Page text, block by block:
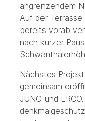
angrenzendem
Auf der
bereits vorab
nach kurzer
Nächstes
gemeinsam
JUNG und